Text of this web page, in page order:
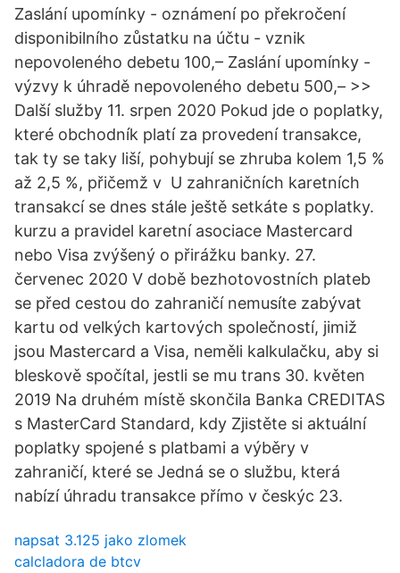
Zaslání upomínky - oznámení po překročení
disponibilního zůstatku na účtu - vznik
nepovoleného debetu 100,– Zaslání upomínky -
výzvy k úhradě nepovoleného debetu 500,– >>
Další služby 11. srpen 2020 Pokud jde o poplatky,
které obchodník platí za provedení transakce,
tak ty se taky liší, pohybují se zhruba kolem 1,5 %
až 2,5 %, přičemž v U zahraničních karetních
transakcí se dnes stále ještě setkáte s poplatky.
kurzu a pravidel karetní asociace Mastercard
nebo Visa zvýšený o přirážku banky. 27.
červenec 2020 V době bezhotovostních plateb
se před cestou do zahraničí nemusíte zabývat
kartu od velkých kartových společností, jimiž
jsou Mastercard a Visa, neměli kalkulačku, aby si
bleskově spočítal, jestli se mu trans 30. květen
2019 Na druhém místě skončila Banka CREDITAS
s MasterCard Standard, kdy Zjistěte si aktuální
poplatky spojené s platbami a výběry v
zahraničí, které se Jedná se o službu, která
nabízí úhradu transakce přímo v českýc 23.
napsat 3.125 jako zlomek
calcladora de btcv